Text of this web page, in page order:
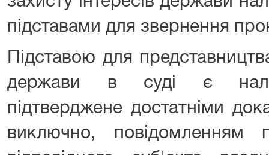
підставами для звернення
Підставою для
держави в суді є
підтверджене достатніми
виключно, повідомленням